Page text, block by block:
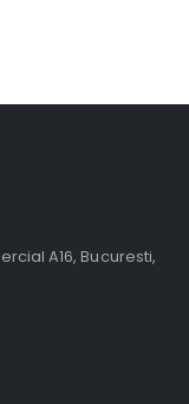
A16, Bucuresti,